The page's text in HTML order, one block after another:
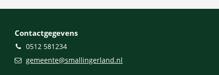
Contactgegevens
Telefoon
0512 581234
E-
gemeente@smallingerland.nl